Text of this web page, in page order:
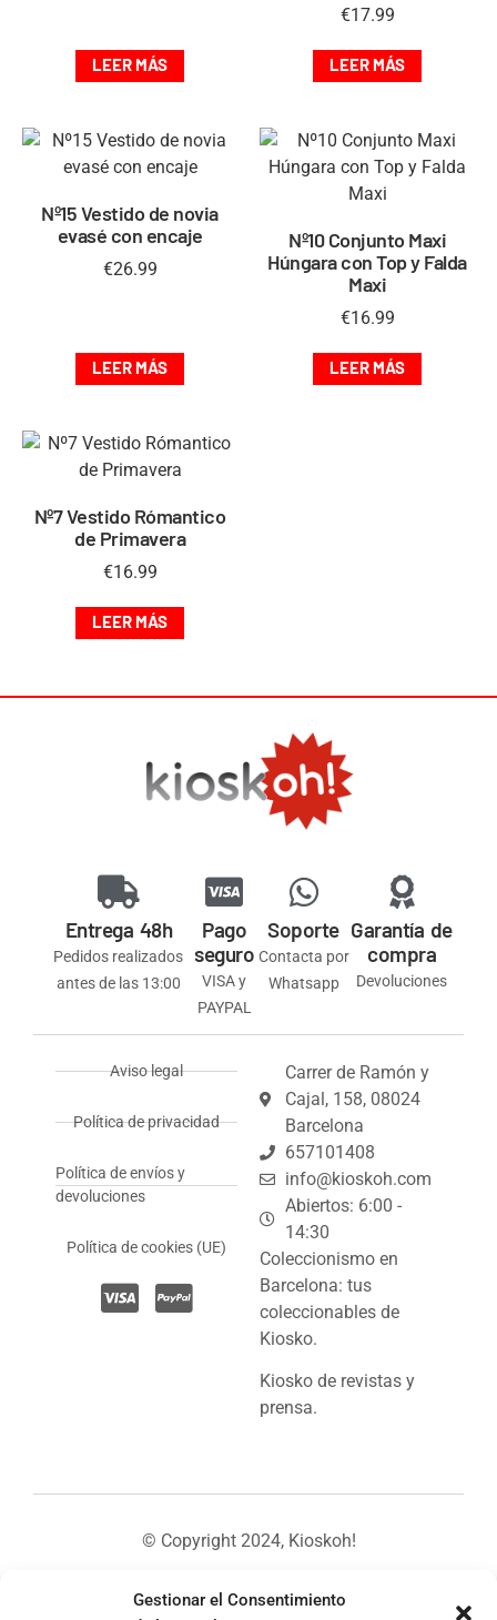
Gestionar el Consentimiento
LEER MÁS
€17.99
LEER MÁS
Nº15 Vestido de novia
evasé con encaje
€26.99
LEER MÁS
Nº10 Conjunto Maxi
Húngara con Top y Falda
Maxi
€16.99
LEER MÁS
Nº7 Vestido Rómantico
de Primavera
€16.99
LEER MÁS
Entrega 48h
Pedidos realizados
antes de las 13:00
Pago
seguro
VISA y
PAYPAL
Soporte
Contacta por
Whatsapp
Garantía de
compra
Devoluciones
Aviso legal
Política de privacidad
Política de envíos y
devoluciones
Política de cookies (UE)
Carrer de Ramón y
Cajal, 158, 08024
Barcelona
657101408
info@kioskoh.com
Abiertos: 6:00 -
14:30
Coleccionismo en
Barcelona: tus
coleccionables de
Kiosko.
Kiosko de revistas y
prensa.
© Copyright 2024, Kioskoh!